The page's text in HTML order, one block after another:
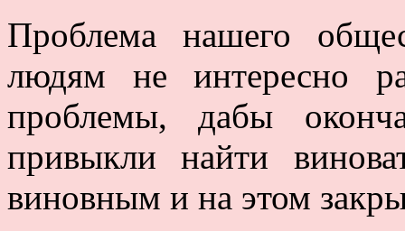
Проблема нашего
людям не интересно
проблемы, дабы
привыкли найти
виновным и на этом